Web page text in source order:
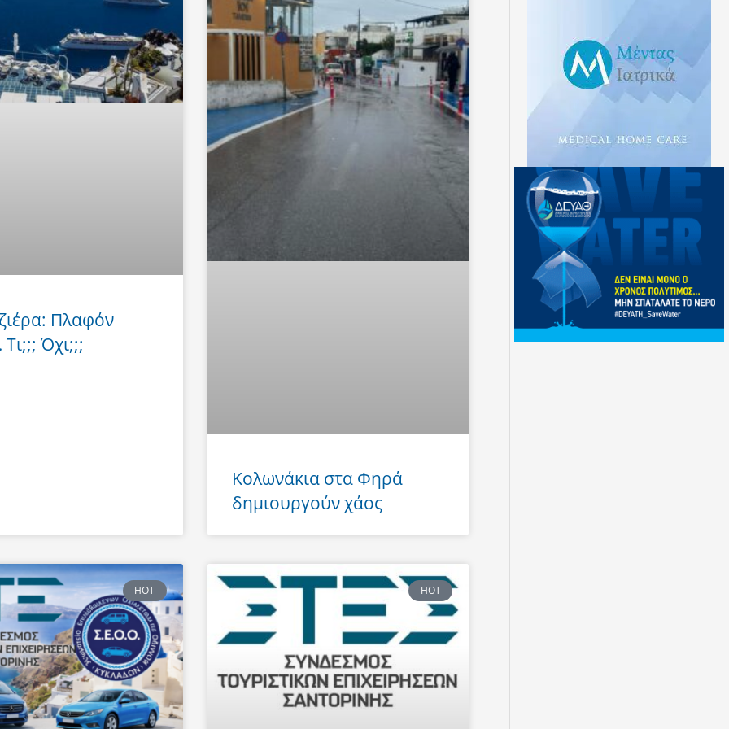
Πλαφόν
Όχι;;;
Κολωνάκια στα Φηρά
δημιουργούν χάος
HOT HOT